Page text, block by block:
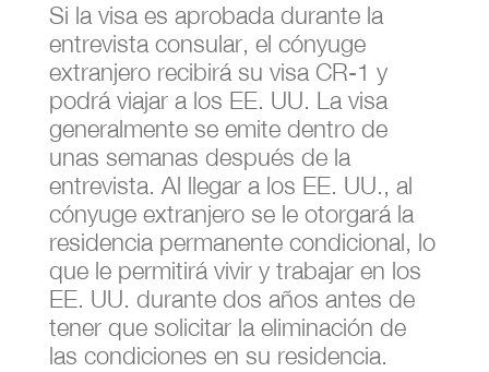
Si la visa es aprobada durante la
entrevista consular, el cónyuge
extranjero recibirá su visa CR-1 y
podrá viajar a los EE. UU. La visa
generalmente se emite dentro de
unas semanas después de la
entrevista. Al llegar a los EE. UU., al
cónyuge extranjero se le otorgará la
residencia permanente condicional, lo
que le permitirá vivir y trabajar en los
EE. UU. durante dos años antes de
tener que solicitar la eliminación de
las condiciones en su residencia.